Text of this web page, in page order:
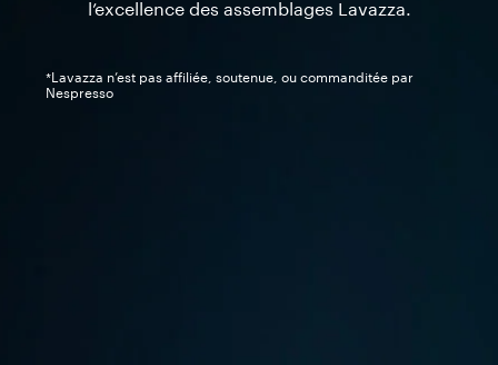
l’excellence des assemblages Lavazza.
*Lavazza n’est pas affiliée, soutenue, ou commanditée par
Nespresso